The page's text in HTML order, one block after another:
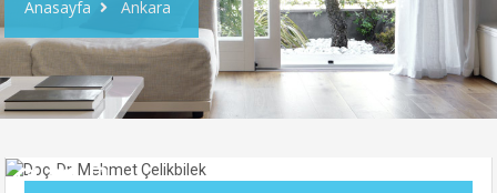
Anasayfa
Ankara